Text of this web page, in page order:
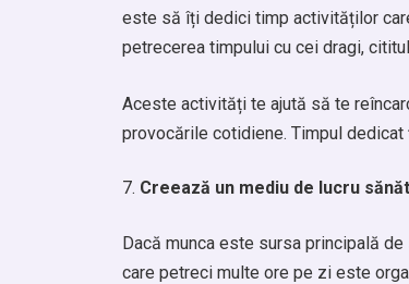
este să îți dedici timp activităților
petrecerea timpului cu cei dragi,
Aceste activități te ajută să te
provocările cotidiene. Timpul
Creează un mediu de lucru
Dacă munca este sursa principală
care petreci multe ore pe zi este